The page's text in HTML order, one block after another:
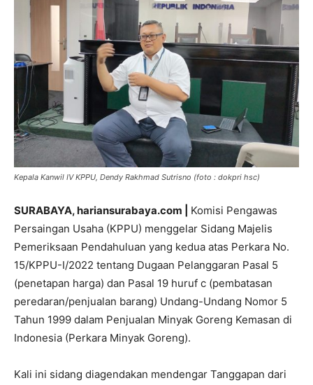
Kepala Kanwil IV KPPU, Dendy Rakhmad Sutrisno (foto : dokpri hsc)
SURABAYA, hariansurabaya.com | Komisi Pengawas
Persaingan Usaha (KPPU) menggelar Sidang Majelis
Pemeriksaan Pendahuluan yang kedua atas Perkara No.
15/KPPU-I/2022 tentang Dugaan Pelanggaran Pasal 5
(penetapan harga) dan Pasal 19 huruf c (pembatasan
peredaran/penjualan barang) Undang-Undang Nomor 5
Tahun 1999 dalam Penjualan Minyak Goreng Kemasan di
Indonesia (Perkara Minyak Goreng).
Kali ini sidang diagendakan mendengar Tanggapan dari